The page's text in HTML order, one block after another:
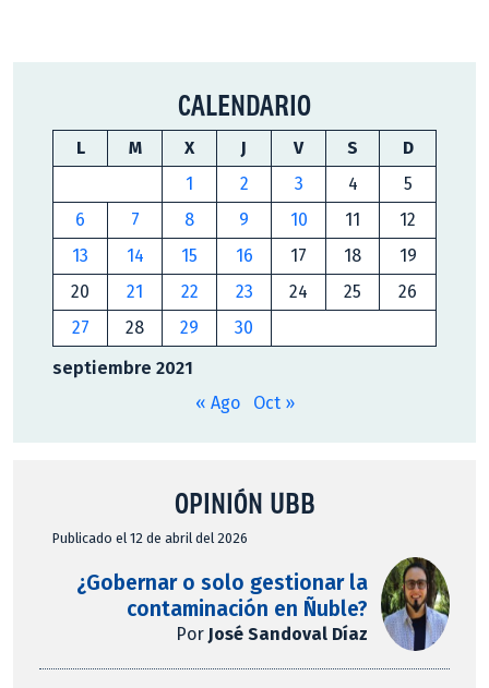
CALENDARIO
septiembre 2021
L M X J V S
D
1
2 3 4
5
6
7 8 9 10 11
12
13
14 15 16 17 18
19
20
21 22 23 24 25
26
27
28 29 30
« Ago Oct »
OPINIÓN UBB
Publicado el 12 de abril del 2026
¿Gobernar o solo gestionar la
contaminación en Ñuble?
Por José Sandoval Díaz